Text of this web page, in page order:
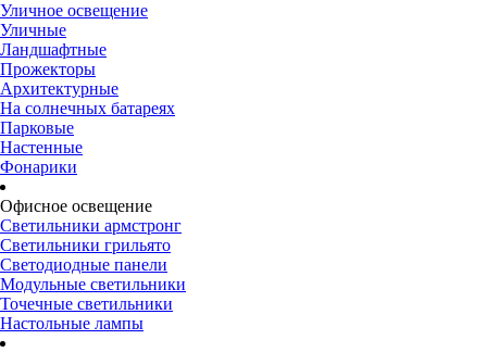
Уличное освещение
Уличные
Ландшафтные
Прожекторы
Архитектурные
На солнечных батареях
Парковые
Настенные
Фонарики
Офисное освещение
Светильники армстронг
Светильники грильято
Светодиодные панели
Модульные светильники
Точечные светильники
Настольные лампы